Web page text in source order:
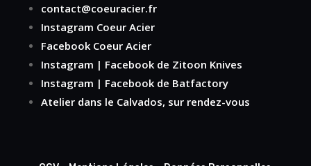
contact@coeuracier.fr
Instagram Coeur Acier
FacebookCoeur Acier
Instagram | Facebookde Zitoon Knives
Instagram | Facebookde Batfactory
Atelier dans le Calvados, sur rendez-vous